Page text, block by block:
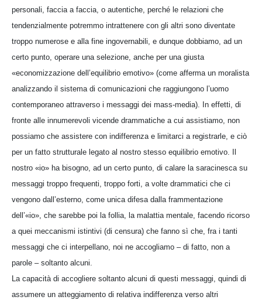
personali, faccia a faccia, o autentiche, perché le relazioni che
tendenzialmente potremmo intrattenere con gli altri sono diventate
troppo numerose e alla fine ingovernabili, e dunque dobbiamo, ad un
certo punto, operare una selezione, anche per una giusta
«economizzazione dell’equilibrio emotivo» (come afferma un moralista
analizzando il sistema di comunicazioni che raggiungono l’uomo
contemporaneo attraverso i messaggi dei mass-media). In effetti, di
fronte alle innumerevoli vicende drammatiche a cui assistiamo, non
possiamo che assistere con indifferenza e limitarci a registrarle, e ciò
per un fatto strutturale legato al nostro stesso equilibrio emotivo. Il
nostro «io» ha bisogno, ad un certo punto, di calare la saracinesca su
messaggi troppo frequenti, troppo forti, a volte drammatici che ci
vengono dall’esterno, come unica difesa dalla frammentazione
dell’«io», che sarebbe poi la follia, la malattia mentale, facendo ricorso
a quei meccanismi istintivi (di censura) che fanno sì che, fra i tanti
messaggi che ci interpellano, noi ne accogliamo – di fatto, non a
parole – soltanto alcuni.
La capacità di accogliere soltanto alcuni di questi messaggi, quindi di
assumere un atteggiamento di relativa indifferenza verso altri